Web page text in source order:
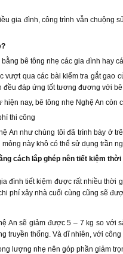
gia đình, công trình vẫn chuộng
bê tông nhẹ các gia đình hay
vượt qua các bài kiểm tra gắt gao
đều đáp ứng tốt tương đương với
nay, bê tông nhẹ Nghệ An còn
thi công
An như chúng tôi đã trình bày ở
này khô có thể sử dụng trần
cách lắp ghép nên tiết kiệm thời
đình tiết kiệm được rất nhiều
phí xây nhà cuối cùng cũng sẽ
An sẽ giảm được 5 – 7 kg so với
truyền thống. Và dĩ nhiên, với
lượng nhẹ nên góp phần giảm